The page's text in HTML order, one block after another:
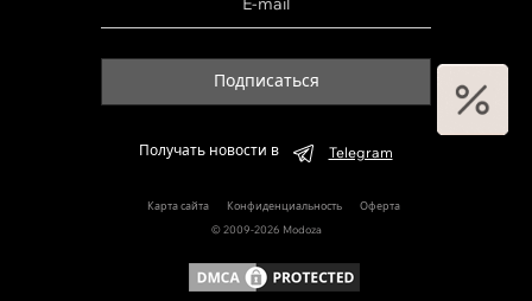
Подписаться
Получать новости в Telegram
Карта сайта Конфиденциальность
Оферта
© 2009-2026 Modoza